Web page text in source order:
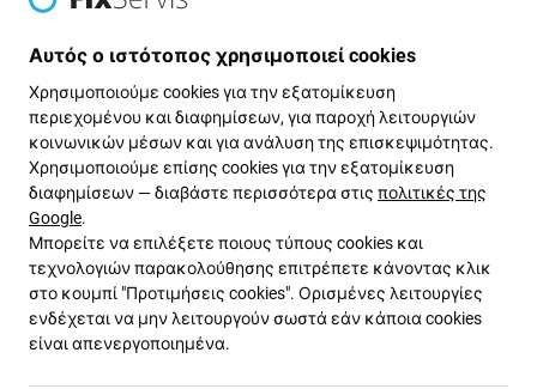
Λεπτομέρειες για την εφοδιαστική αλυσίδα και το
απόθεμα
Προσφέρουμε ευρεία γκάμα ανταλλακτικών,
αξεσουάρ και εργαλείων για επισκευή ηλεκτρονικών,
όπως smartphones, φορητούς υπολογιστές,
smartwatches, ηλεκτρικά πατίνια, e-bikes και ηλεκτρικές
σκούπες. Ειδικευόμαστε στη μάρκα Apple και
παρέχουμε γνήσια και εναλλακτικά ανταλλακτικά για
πλήθος προϊόντων Apple.
Αυτός ο ιστότοπος χρησιμοποιεί cookies
Χρησιμοποιούμε cookies για την εξατομίκευση
περιεχομένου και διαφημίσεων, για παροχή λειτουργιών
κοινωνικών μέσων και για ανάλυση της επισκεψιμότητας.
Χρησιμοποιούμε επίσης cookies για την εξατομίκευση
διαφημίσεων — διαβάστε περισσότερα στις πολιτικές της
Google.
Μπορείτε να επιλέξετε ποιους τύπους cookies και
τεχνολογιών παρακολούθησης επιτρέπετε κάνοντας κλικ
στο κουμπί "Προτιμήσεις cookies". Ορισμένες λειτουργίες
ενδέχεται να μην λειτουργούν σωστά εάν κάποια cookies
είναι απενεργοποιημένα.